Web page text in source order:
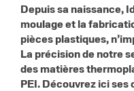
Depuis sa naissance,
moulage et la
pièces plastiques,
La précision de notre
des matières
PEI. Découvrez ici